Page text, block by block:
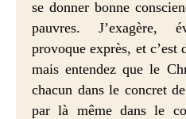
se donner bonne
pauvres. J’exagère,
provoque exprès, et c’est
mais entendez que le
chacun dans le concret
par là même dans le